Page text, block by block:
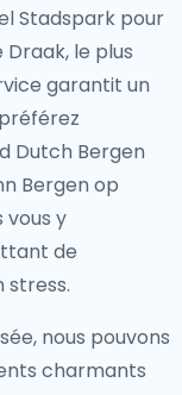
Stadspark pour
le plus
garantit un
Dutch Bergen
Bergen op
vous y
de
stress.
nous pouvons
charmants